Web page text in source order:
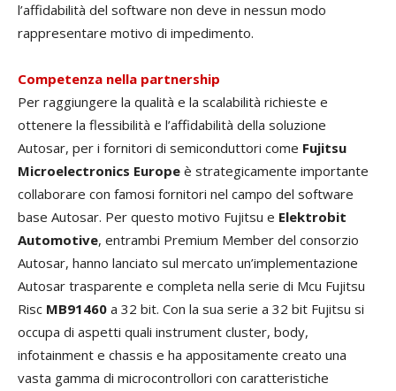
l’affidabilità del software non deve in nessun modo
rappresentare motivo di impedimento.
Competenza nella partnership
Per raggiungere la qualità e la scalabilità richieste e
ottenere la flessibilità e l’affidabilità della soluzione
Autosar, per i fornitori di semiconduttori come Fujitsu
Microelectronics Europe è strategicamente importante
collaborare con famosi fornitori nel campo del software
base Autosar. Per questo motivo Fujitsu e Elektrobit
Automotive, entrambi Premium Member del consorzio
Autosar, hanno lanciato sul mercato un’implementazione
Autosar trasparente e completa nella serie di Mcu Fujitsu
Risc MB91460 a 32 bit. Con la sua serie a 32 bit Fujitsu si
occupa di aspetti quali instrument cluster, body,
infotainment e chassis e ha appositamente creato una
vasta gamma di microcontrollori con caratteristiche